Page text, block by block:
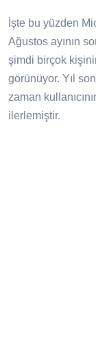
İşte bu yüzden
Ağustos ayının
şimdi birçok
görünüyor. Yıl
zaman
ilerlemiştir.